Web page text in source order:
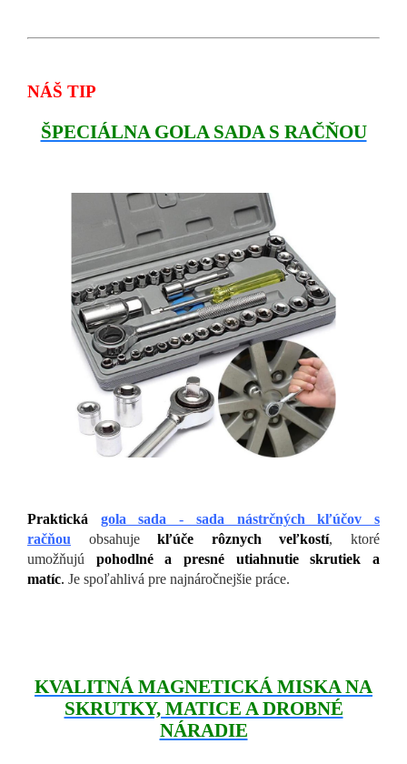
NÁŠ TIP
ŠPECIÁLNA GOLA SADA S RAČŇOU
Praktická
gola sada - sada nástrčných kľúčov s
račňou obsahujekľúče rôznych veľkostí, ktoré
umožňujú pohodlné a presné utiahnutie skrutiek a
matíc. Je spoľahlivá pre najnáročnejšie práce.
KVALITNÁ MAGNETICKÁ MISKA NA
SKRUTKY, MATICE A DROBNÉ
NÁRADIE